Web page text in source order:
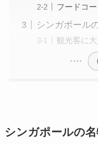
フードコー
シンガポール
観光客に
シンガポールの